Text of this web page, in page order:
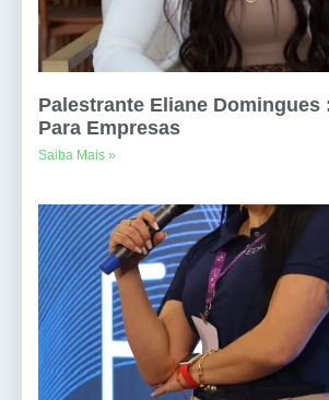
Palestrante Eliane Domingues
Para Empresas
Saiba Mais »